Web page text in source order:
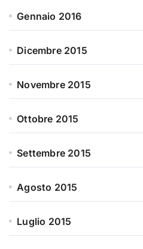
Gennaio 2016
Dicembre 2015
Novembre 2015
Ottobre 2015
Settembre 2015
Agosto 2015
Luglio 2015